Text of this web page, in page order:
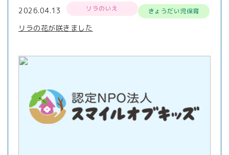
2026.04.13 リラのいえ きょうだい児保育
リラの花が咲きました